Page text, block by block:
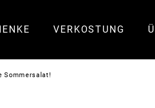
VERKOSTUNG
Sommersalat!